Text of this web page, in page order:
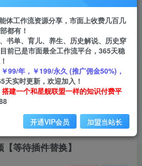
等待插件替换】
体工作流资源分享，市面上收费几百几
都有！
书单、育儿、养生、历史解说、历史穿
前已是市面最全工作流平台，365天稳
￥99/年，￥199/永久 (推广佣金50%)，
天实时更新，欢迎加入！
建一个和星舰联盟一样的知识付费平
开通VIP会员 加盟当站长